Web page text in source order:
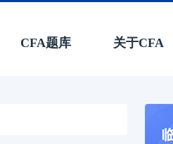
CFA题库 关于CFA